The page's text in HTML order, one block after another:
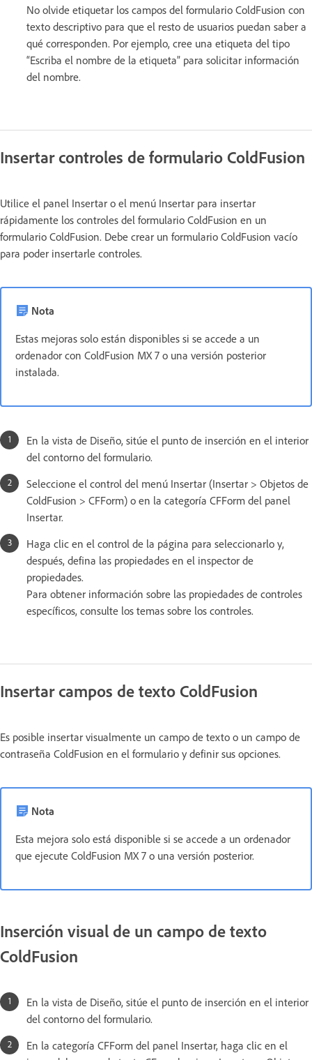
No olvide etiquetar los campos del formulario ColdFusion con
texto descriptivo para que el resto de usuarios puedan saber a
qué corresponden. Por ejemplo, cree una etiqueta del tipo
“Escriba el nombre de la etiqueta” para solicitar información
del nombre.
Insertar controles de formulario ColdFusion
Utilice el panel Insertar o el menú Insertar para insertar
rápidamente los controles del formulario ColdFusion en un
formulario ColdFusion. Debe crear un formulario ColdFusion vacío
para poder insertarle controles.
Nota
Estas mejoras solo están disponibles si se accede a un
ordenador con ColdFusion MX 7 o una versión posterior
instalada.
En la vista de Diseño, sitúe el punto de inserción en el interior
del contorno del formulario.
Seleccione el control del menú Insertar (Insertar > Objetos de
ColdFusion > CFForm) o en la categoría CFForm del panel
Insertar.
Haga clic en el control de la página para seleccionarlo y,
después, defina las propiedades en el inspector de
propiedades.
Para obtener información sobre las propiedades de controles
específicos, consulte los temas sobre los controles.
Insertar campos de texto ColdFusion
Es posible insertar visualmente un campo de texto o un campo de
contraseña ColdFusion en el formulario y definir sus opciones.
Nota
Esta mejora solo está disponible si se accede a un ordenador
que ejecute ColdFusion MX 7 o una versión posterior.
Inserción visual de un campo de texto
ColdFusion
En la vista de Diseño, sitúe el punto de inserción en el interior
del contorno del formulario.
En la categoría CFForm del panel Insertar, haga clic en el